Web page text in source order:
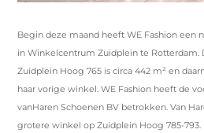
Begin deze maand heeft WE Fashion
in Winkelcentrum Zuidplein te Rotterdam.
Zuidplein Hoog 765 is circa 442 m² en
haar vorige winkel. WE Fashion heeft de
vanHaren Schoenen BV betrokken. Van
grotere winkel op Zuidplein Hoog 785-